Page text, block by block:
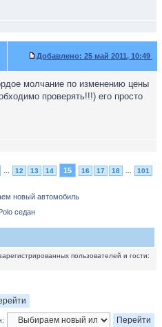
Добавлено: 25 май 2011, 10:49
молчание по изменению цены
проверять!!!) его просто
12 13 14 15 16 17 18 101
новый автомобиль
седан
пользователей и гости: